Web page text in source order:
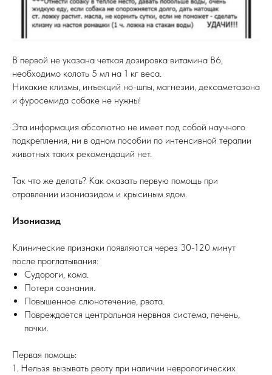
В первой не указана четкая дозировка витамина В6,
необходимо колоть 5 мл на 1 кг веса.
Никакие клизмы, инъекций но-шпы, магнезии, дексаметазона
и фуросемида собаке не нужны!
Эта информация абсолютно не имеет под собой научного
подкрепления, ни в одном пособии по интенсивной терапии
животных таких рекомендаций нет.
Так что же делать? Как оказать первую помощь при
отравлении изониазидом и крысиным ядом.
Изониазид
Клинические признаки появляются через 30-120 минут
после проглатывания:
Судороги, кома.
Потеря сознания.
Повышенное слюнотечение, рвота.
Повреждается центральная нервная система, печень,
почки.
Первая помощь:
1. Нельзя вызывать рвоту при наличии неврологических